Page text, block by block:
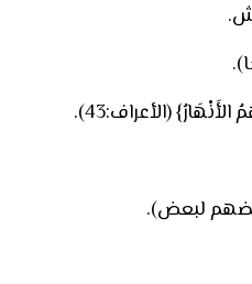
(الأعراف:43).
لبعض).